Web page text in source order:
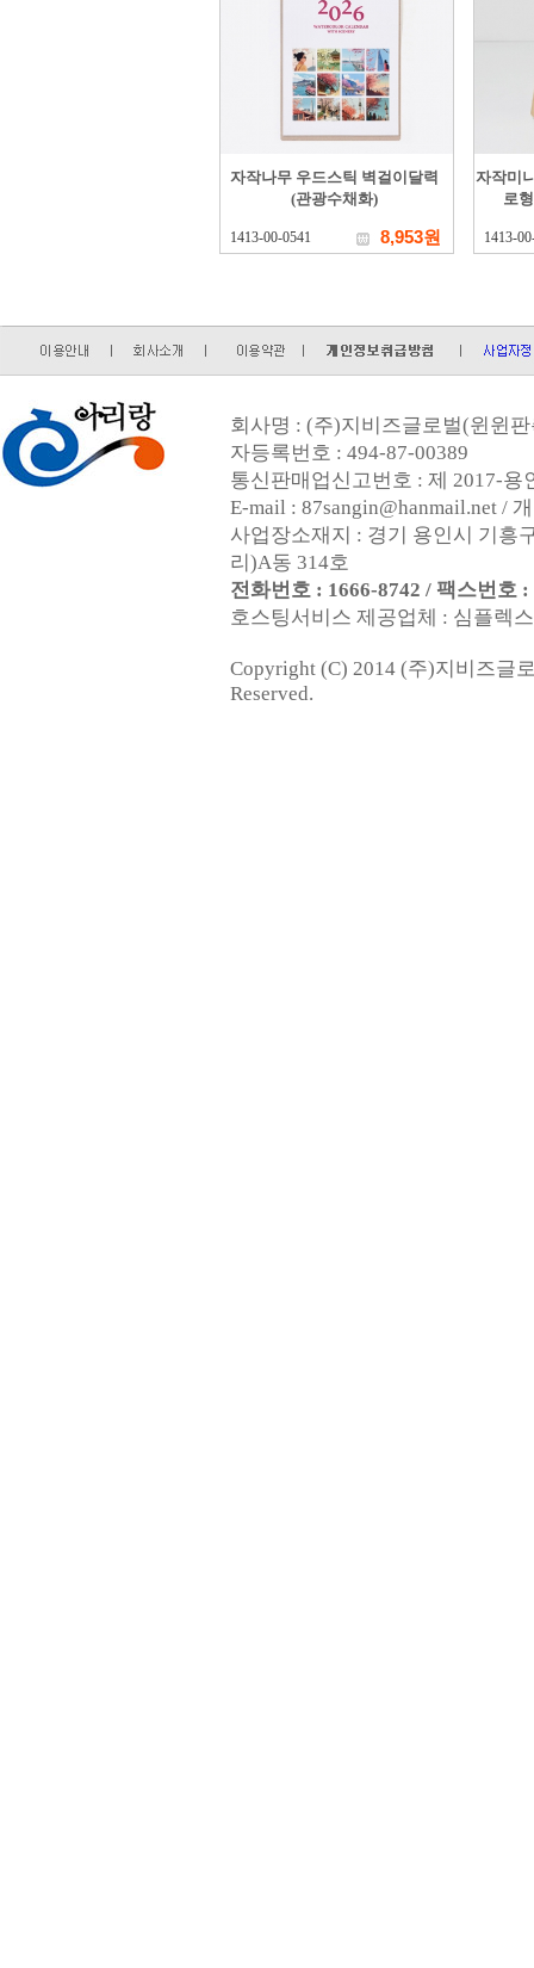
자작나무 우드스틱 벽걸이달력
(관광수채화)
1413-00-0541 8,953원
자작미
로
1413-
회사명 : (주)지비즈글로벌(윈윈
자등록번호 : 494-87-00389
통신판매업신고번호 : 제 2017-용
E-mail : 87sangin@hanmail.net /
사업장소재지 : 경기 용인시 기흥
리)A동 314호
전화번호 : 1666-8742 / 팩스번호 :
호스팅서비스 제공업체 : 심플렉
Copyright (C) 2014 (주)지비즈글
Reserved.